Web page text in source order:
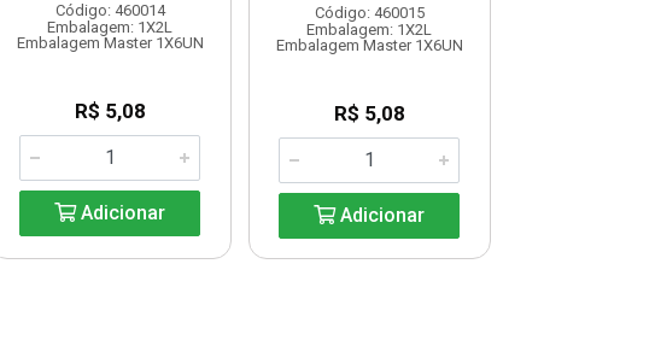
Código: 460014
Embalagem: 1X2L
Embalagem Master 1X6UN
R$ 5,08
Adicionar
Código: 460015
Embalagem: 1X2L
Embalagem Master 1X6UN
R$ 5,08
Adicionar